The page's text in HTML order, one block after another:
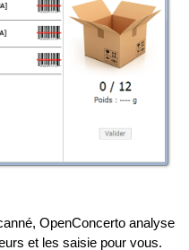
OpenConcerto analyse
et les saisie pour vous.